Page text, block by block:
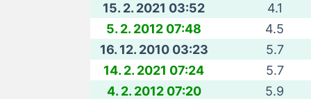
15. 2. 2021 03:52
4.1
5. 2. 2012 07:48
4.5
16. 12. 2010 03:23
5.7
14. 2. 2021 07:24
5.7
4. 2. 2012 07:20
5.9